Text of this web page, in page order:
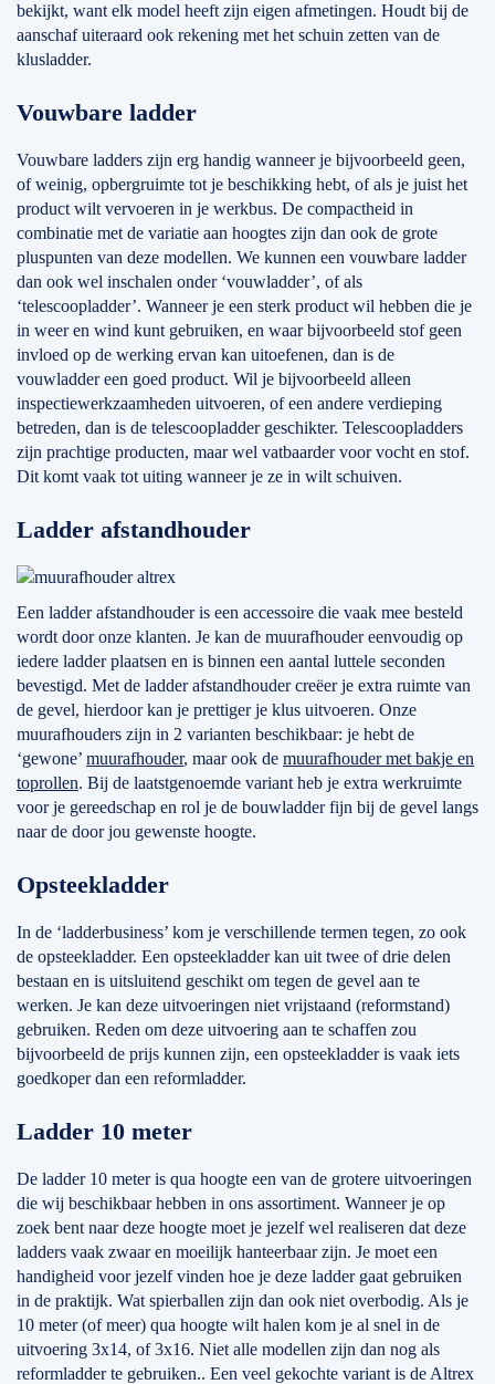
bekijkt, want elk model heeft zijn eigen afmetingen. Houdt bij de
aanschaf uiteraard ook rekening met het schuin zetten van de
klusladder.
Vouwbare ladder
Vouwbare ladders zijn erg handig wanneer je bijvoorbeeld geen,
of weinig, opbergruimte tot je beschikking hebt, of als je juist het
product wilt vervoeren in je werkbus. De compactheid in
combinatie met de variatie aan hoogtes zijn dan ook de grote
pluspunten van deze modellen. We kunnen een vouwbare ladder
dan ook wel inschalen onder ‘vouwladder’, of als
‘telescoopladder’. Wanneer je een sterk product wil hebben die je
in weer en wind kunt gebruiken, en waar bijvoorbeeld stof geen
invloed op de werking ervan kan uitoefenen, dan is de
vouwladder een goed product. Wil je bijvoorbeeld alleen
inspectiewerkzaamheden uitvoeren, of een andere verdieping
betreden, dan is de telescoopladder geschikter. Telescoopladders
zijn prachtige producten, maar wel vatbaarder voor vocht en stof.
Dit komt vaak tot uiting wanneer je ze in wilt schuiven.
Ladder afstandhouder
Een ladder afstandhouder is een accessoire die vaak mee besteld
wordt door onze klanten. Je kan de muurafhouder eenvoudig op
iedere ladder plaatsen en is binnen een aantal luttele seconden
bevestigd. Met de ladder afstandhouder creëer je extra ruimte van
de gevel, hierdoor kan je prettiger je klus uitvoeren. Onze
muurafhouders zijn in 2 varianten beschikbaar: je hebt de
‘gewone’ muurafhouder, maar ook de muurafhouder met bakje en
toprollen. Bij de laatstgenoemde variant heb je extra werkruimte
voor je gereedschap en rol je de bouwladder fijn bij de gevel langs
naar de door jou gewenste hoogte.
Opsteekladder
In de ‘ladderbusiness’ kom je verschillende termen tegen, zo ook
de opsteekladder. Een opsteekladder kan uit twee of drie delen
bestaan en is uitsluitend geschikt om tegen de gevel aan te
werken. Je kan deze uitvoeringen niet vrijstaand (reformstand)
gebruiken. Reden om deze uitvoering aan te schaffen zou
bijvoorbeeld de prijs kunnen zijn, een opsteekladder is vaak iets
goedkoper dan een reformladder.
Ladder 10 meter
De ladder 10 meter is qua hoogte een van de grotere uitvoeringen
die wij beschikbaar hebben in ons assortiment. Wanneer je op
zoek bent naar deze hoogte moet je jezelf wel realiseren dat deze
ladders vaak zwaar en moeilijk hanteerbaar zijn. Je moet een
handigheid voor jezelf vinden hoe je deze ladder gaat gebruiken
in de praktijk. Wat spierballen zijn dan ook niet overbodig. Als je
10 meter (of meer) qua hoogte wilt halen kom je al snel in de
uitvoering 3x14, of 3x16. Niet alle modellen zijn dan nog als
reformladder te gebruiken.. Een veel gekochte variant is de Altrex